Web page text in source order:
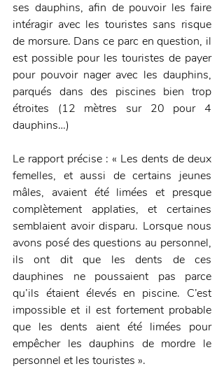
ses dauphins, afin de pouvoir les faire
intéragir avec les touristes sans risque
de morsure. Dans ce parc en question, il
est possible pour les touristes de payer
pour pouvoir nager avec les dauphins,
parqués dans des piscines bien trop
étroites (12 mètres sur 20 pour 4
dauphins…)
Le rapport précise : « Les dents de deux
femelles, et aussi de certains jeunes
mâles, avaient été limées et presque
complètement applaties, et certaines
semblaient avoir disparu. Lorsque nous
avons posé des questions au personnel,
ils ont dit que les dents de ces
dauphines ne poussaient pas parce
qu’ils étaient élevés en piscine. C’est
impossible et il est fortement probable
que les dents aient été limées pour
empêcher les dauphins de mordre le
personnel et les touristes ».